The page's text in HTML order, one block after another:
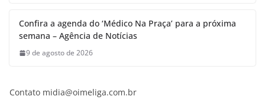
Confira a agenda do ‘Médico Na Praça’ para a próxima
semana – Agência de Notícias
9 de agosto de 2026
Contato midia@oimeliga.com.br